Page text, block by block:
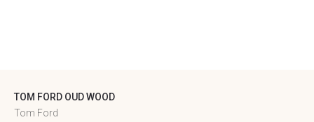
TOM FORD OUD WOOD
Tom Ford